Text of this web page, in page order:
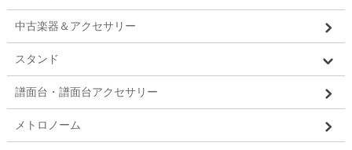
中古楽器＆アクセサリー
スタンド
譜面台・譜面台アクセサリー
メトロノーム